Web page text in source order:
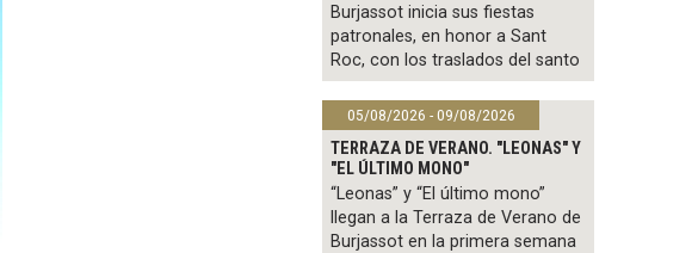
Burjassot inicia sus fiestas
patronales, en honor a Sant
Roc, con los traslados del santo
05/08/2026 - 09/08/2026
TERRAZA DE VERANO. "LEONAS" Y
"EL ÚLTIMO MONO"
“Leonas” y “El último mono”
llegan a la Terraza de Verano de
Burjassot en la primera semana